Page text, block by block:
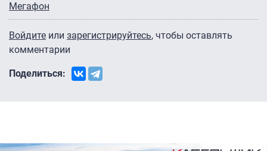
Мегафон
Войдите или зарегистрируйтесь, чтобы оставлять
комментарии
Поделиться: